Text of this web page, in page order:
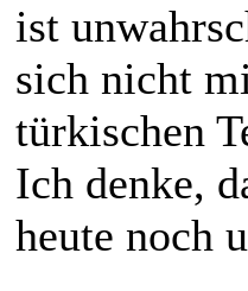
ist
sich nicht
türkischen
Ich denke,
heute noch